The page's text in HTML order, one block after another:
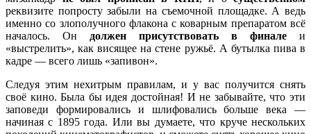
реквизите попросту забыли на съемочной площадке. А ведь
именно со злополучного флакона с коварным препаратом всё
началось. Он должен присутствовать в финале и
«выстрелить», как висящее на стене ружьё. А бутылка пива в
кадре — всего лишь «запивон».
Следуя этим нехитрым правилам, и у вас получится снять
своё кино. Была бы идея достойная! И не забывайте, что эти
заповеди формировались и шлифовались больше века —
начиная с 1895 года. Или вы думаете, что круче нескольких